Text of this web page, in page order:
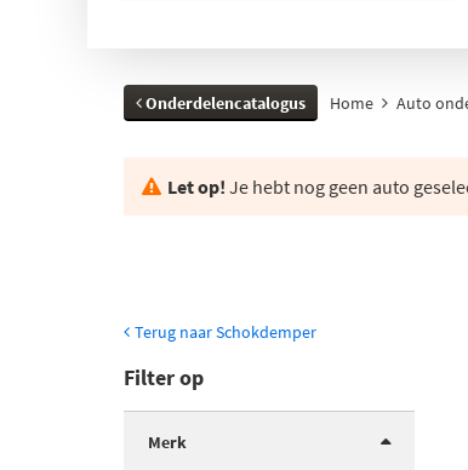
Onderdelencatalogus Home Auto
Let op! Je hebt nog geen auto
Terug naar Schokdemper
Filter op
Merk